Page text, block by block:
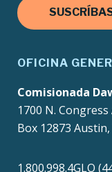
OFICINA
Comisionada
1700 N.
Box 12873
1.800.998.4GLO